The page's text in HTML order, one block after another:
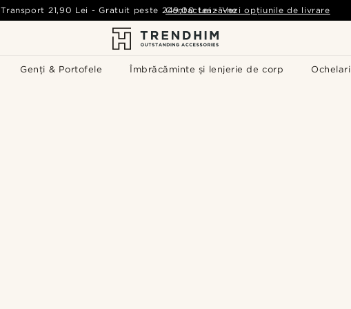
Genți & Portofele Îmbrăcăminte și lenjerie de corp Ochelari
Transport 21,90 Lei -Gratuit peste 249,00 Lei - Vezi opțiunile de livrare
Contactează-ne